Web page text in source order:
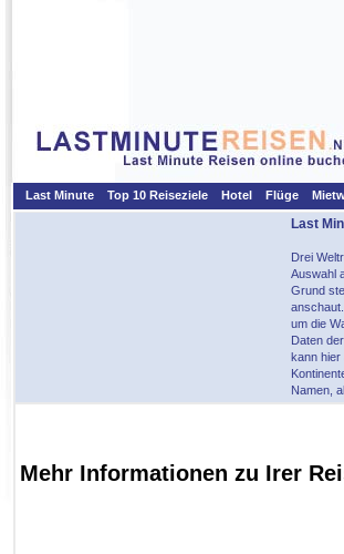
Last Minute Top 10 Reiseziele Hotel Flüge
Last
Drei
Auswahl
Grund
um die
Daten
kann hier
Namen,
Mehr Informationen zu Irer